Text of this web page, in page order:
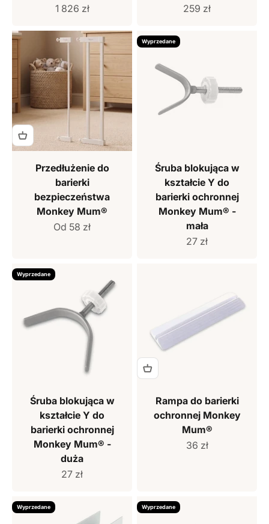
Cena sprzedaży
1 826 zł
Cena sprzedaży
259 zł
Przedłużenie do
barierki
bezpieczeństwa
Monkey Mum®
Cena sprzedaży
Od 58 zł
Wyprzedane
Śruba blokująca w
kształcie Y do
barierki ochronnej
Monkey Mum® -
mała
Cena sprzedaży
27 zł
Wyprzedane
Śruba blokująca w
kształcie Y do
barierki ochronnej
Monkey Mum® -
duża
Cena sprzedaży
27 zł
Rampa do barierki
ochronnej Monkey
Mum®
Cena sprzedaży
36 zł
Wyprzedane Wyprzedane